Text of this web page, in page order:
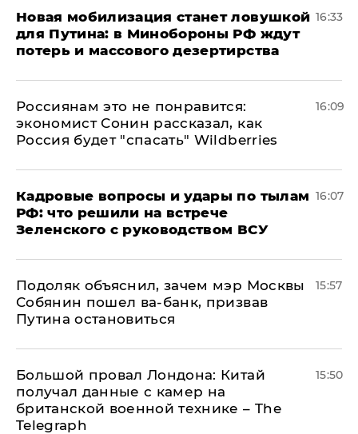
​Новая мобилизация станет ловушкой
для Путина: в Минобороны РФ ждут
потерь и массового дезертирства
16:33
Россиянам это не понравится:
экономист Сонин рассказал, как
Россия будет "спасать" Wildberries
16:09
Кадровые вопросы и удары по тылам
РФ: что решили на встрече
Зеленского с руководством ВСУ
16:07
Подоляк объяснил, зачем мэр Москвы
Собянин пошел ва-банк, призвав
Путина остановиться
15:57
Большой провал Лондона: Китай
получал данные с камер на
британской военной технике – The
Telegraph
15:50